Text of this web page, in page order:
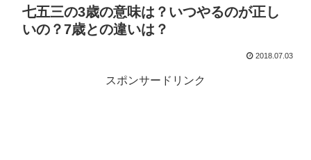
七五三の3歳の意味は？いつやるのが正し
いの？7歳との違いは？
2018.07.03
スポンサードリンク